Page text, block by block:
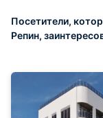
Посетители,
Репин,